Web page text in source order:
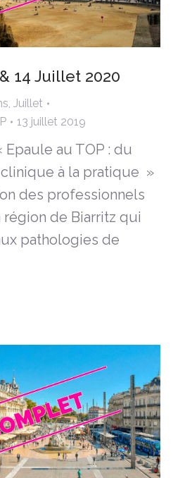
14 Juillet 2020
Juillet
13 juillet 2019
Epaule au TOP : du
à la pratique »
des professionnels
de Biarritz qui
pathologies de